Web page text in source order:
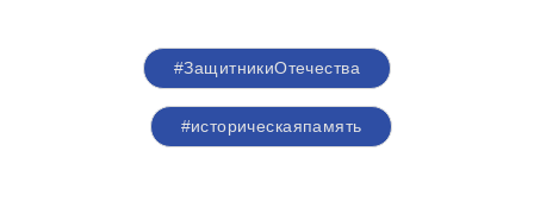
#ЗащитникиОтечества
#историческаяпамять